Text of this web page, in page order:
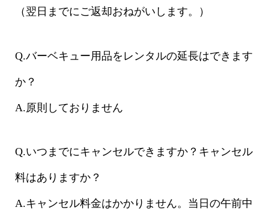
（翌日までにご返却おねがいします。）
Q.バーベキュー用品をレンタルの延長はできます
か？
A.原則しておりません
Q.いつまでにキャンセルできますか？キャンセル
料はありますか？
A.キャンセル料金はかかりません。当日の午前中